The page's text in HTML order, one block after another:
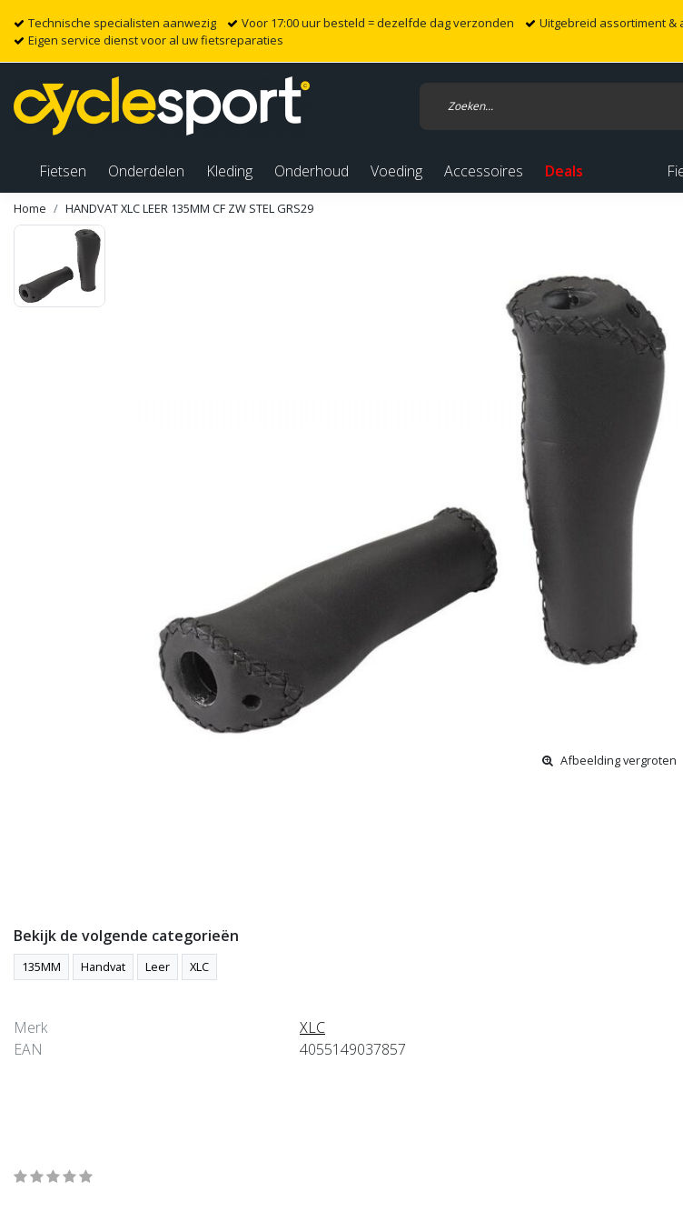
Technische specialisten aanwezig Voor 17:00 uur besteld = dezelfde dag verzonden
Uitgebreid assortiment &
Eigen service dienst voor al uw fietsreparaties
Fietsen Onderdelen Kleding Onderhoud Voeding Accessoires Deals
Home HANDVAT XLC LEER 135MM CF ZW STEL GRS29
Afbeelding vergroten
Bekijk de volgende categorieën
135MM Handvat Leer XLC
Merk
XLC
EAN
4055149037857